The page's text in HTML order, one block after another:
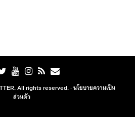
All rights reserved. ·นโยบายความเป็น
ส่วนตัว